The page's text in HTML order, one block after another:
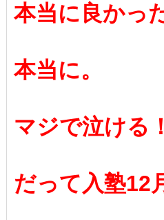
本当に良かっ
本当に。
マジで泣ける
だって入塾12